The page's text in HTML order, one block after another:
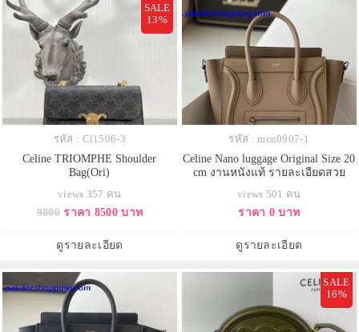
SALE
13%
รหัส : Cl1506-3
Celine TRIOMPHE Shoulder
Bag(Ori)
views 357 คน
9800 ราคา 8500 บาท
ดูรายละเอียด
รหัส : mcn0907-1
Celine Nano luggage Original Size 20
cm งานหนังแท้ รายละเอียดสวย
views 501 คน
ราคา 0 บาท
ดูรายละเอียด
SALE
16%